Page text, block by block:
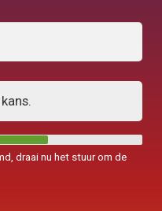
draai nu het stuur om de